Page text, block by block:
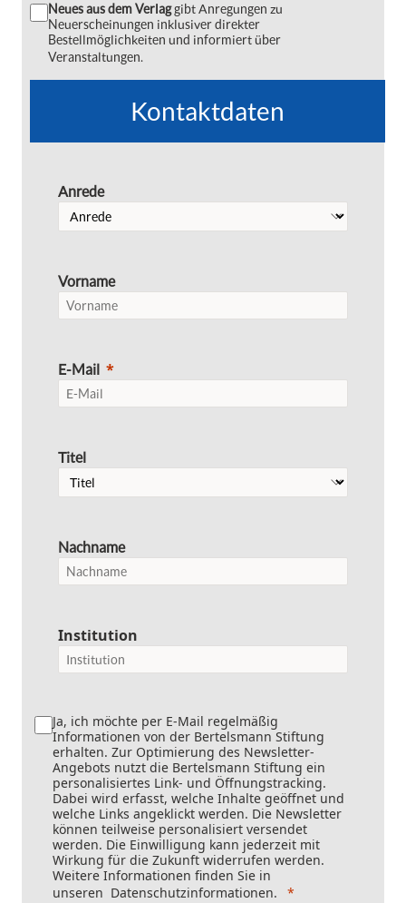
Neues aus dem Verlaggibt Anregungen zu
Neuerscheinungen inklusiver direkter
Bestellmöglichkeiten und informiert über
Veranstaltungen.
Kontaktdaten
Anrede
Vorname
E-Mail
Titel
Nachname
Institution
Ja, ich möchte per E-Mail regelmäßig
Informationen von der Bertelsmann Stiftung
erhalten. Zur Optimierung des Newsletter-
Angebots nutzt die Bertelsmann Stiftung ein
personalisiertes Link- und Öffnungstracking.
Dabei wird erfasst, welche Inhalte geöffnet und
welche Links angeklickt werden. Die Newsletter
können teilweise personalisiert versendet
werden. Die Einwilligung kann jederzeit mit
Wirkung für die Zukunft widerrufen werden.
Weitere Informationen finden Sie in
unseren Datenschutzinformationen.